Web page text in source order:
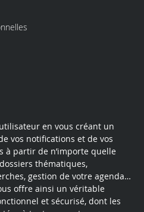
en vous créant un
vos notifications et de vos
à partir de n’importe quelle
thématiques,
gestion de votre agenda…
offre ainsi un véritable
et sécurisé, dont les